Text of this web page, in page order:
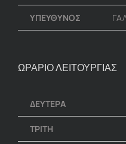
ΥΠΕΥΘΥΝΟΣ
ΩΡΑΡΙΟ ΛΕΙΤΟΥΡΓΙΑΣ
ΔΕΥΤΕΡΑ
ΤΡΙΤΗ